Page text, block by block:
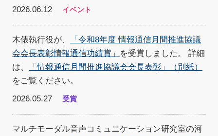
2026.06.12
イベント
木俵執行役が、
「令和8年度 情報通信月間推進協議
会会長表彰情報通信功績賞」
を受賞しました。 詳細
は、
「情報通信月間推進協議会会長表彰」（別紙）
をご覧ください。
2026.05.27
受賞
マルチモーダル音声コミュニケーション研究室の河